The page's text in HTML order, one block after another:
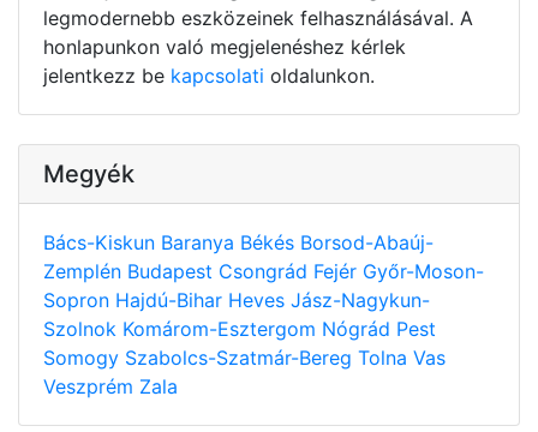
legmodernebb eszközeinek felhasználásával. A
honlapunkon való megjelenéshez kérlek
jelentkezz be kapcsolati oldalunkon.
Megyék
Bács-Kiskun Baranya Békés Borsod-Abaúj-
Zemplén Budapest Csongrád Fejér Győr-Moson-
Sopron Hajdú-Bihar Heves Jász-Nagykun-
Szolnok Komárom-Esztergom Nógrád Pest
Somogy Szabolcs-Szatmár-Bereg Tolna Vas
Veszprém Zala